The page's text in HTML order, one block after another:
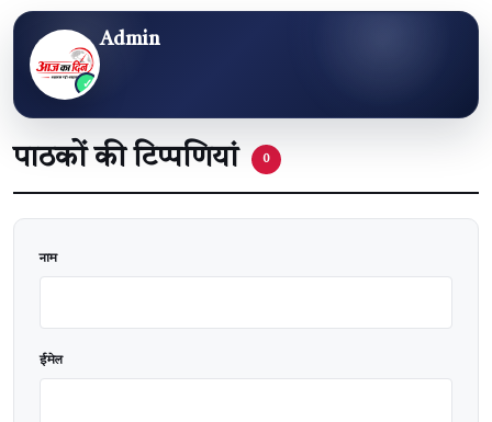
Admin
पाठकों की टिप्पणियां 0
नाम
ईमेल